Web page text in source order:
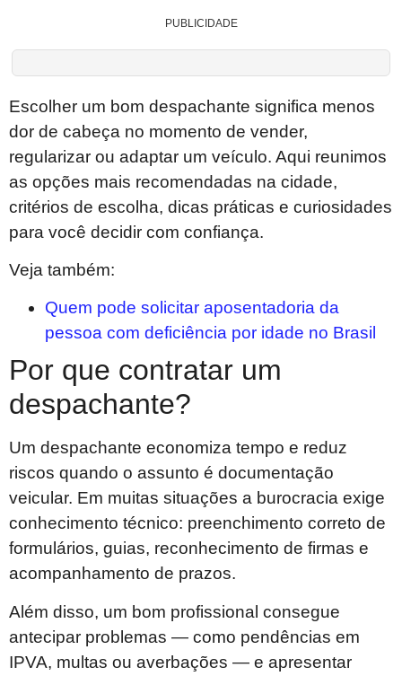
PUBLICIDADE
Escolher um bom despachante significa menos
dor de cabeça no momento de vender,
regularizar ou adaptar um veículo. Aqui reunimos
as opções mais recomendadas na cidade,
critérios de escolha, dicas práticas e curiosidades
para você decidir com confiança.
Veja também:
Quem pode solicitar aposentadoria da
pessoa com deficiência por idade no Brasil
Por que contratar um
despachante?
Um despachante economiza tempo e reduz
riscos quando o assunto é documentação
veicular. Em muitas situações a burocracia exige
conhecimento técnico: preenchimento correto de
formulários, guias, reconhecimento de firmas e
acompanhamento de prazos.
Além disso, um bom profissional consegue
antecipar problemas — como pendências em
IPVA, multas ou averbações — e apresentar